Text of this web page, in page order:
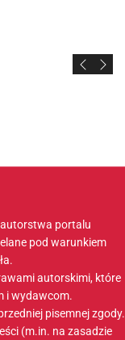
autorstwa portalu
pod warunkiem
autorskimi, które
i wydawcom.
pisemnej zgody.
(m.in. na zasadzie